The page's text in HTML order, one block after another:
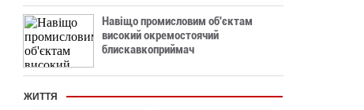
Навіщо промисловим об'єктам
високий окремостоячий
блискавкоприймач
ЖИТТЯ